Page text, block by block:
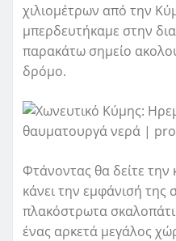
χιλιομέτρων από την
μπερδευτήκαμε στην
παρακάτω σημείο
δρόμο.
Φτάνοντας θα δείτε
κάνει την εμφάνισή
πλακόστρωτα
ένας αρκετά μεγάλος